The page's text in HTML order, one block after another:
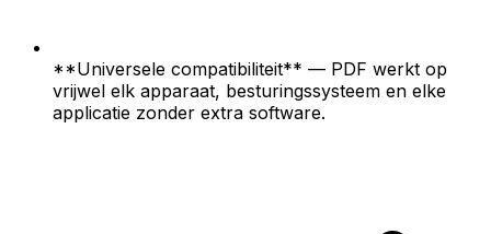
**Universele compatibiliteit** — PDF werkt op
vrijwel elk apparaat, besturingssysteem en elke
applicatie zonder extra software.